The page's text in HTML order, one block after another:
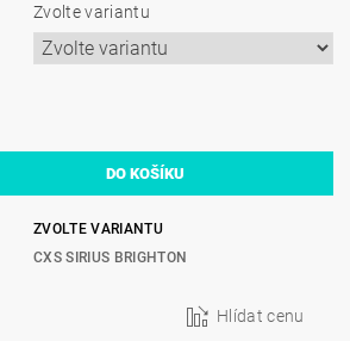
Zvolte variantu
ZVOLTE VARIANTU
CXS SIRIUS BRIGHTON
Hlídat cenu